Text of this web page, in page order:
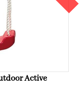
Active